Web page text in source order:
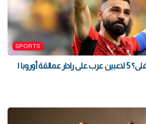
SPORTS
من سيكون الصفقة الأغلى؟ 5 لاعبين عرب على رادار عمالقة أوروبا |